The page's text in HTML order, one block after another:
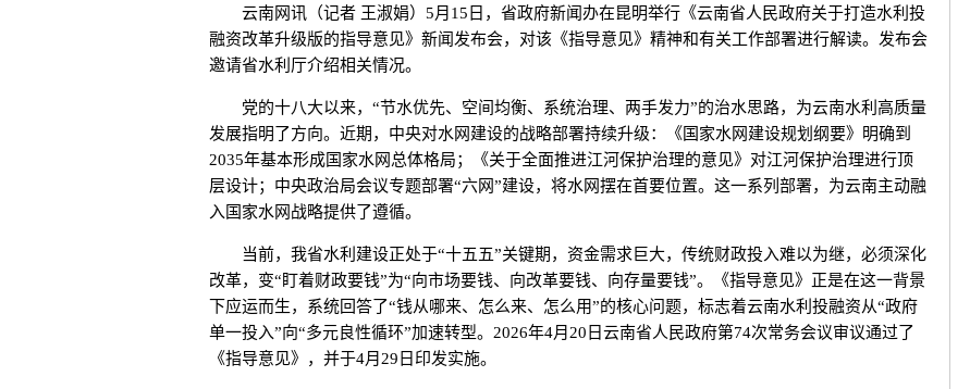
云南网讯（记者 王淑娟）5月15日，省政府新闻办在昆明举行《云南省人民政府关于打造水利投
融资改革升级版的指导意见》新闻发布会，对该《指导意见》精神和有关工作部署进行解读。发布会
邀请省水利厅介绍相关情况。
党的十八大以来，“节水优先、空间均衡、系统治理、两手发力”的治水思路，为云南水利高质量
发展指明了方向。近期，中央对水网建设的战略部署持续升级：《国家水网建设规划纲要》明确到
2035年基本形成国家水网总体格局；《关于全面推进江河保护治理的意见》对江河保护治理进行顶
层设计；中央政治局会议专题部署“六网”建设，将水网摆在首要位置。这一系列部署，为云南主动融
入国家水网战略提供了遵循。
当前，我省水利建设正处于“十五五”关键期，资金需求巨大，传统财政投入难以为继，必须深化
改革，变“盯着财政要钱”为“向市场要钱、向改革要钱、向存量要钱”。《指导意见》正是在这一背景
下应运而生，系统回答了“钱从哪来、怎么来、怎么用”的核心问题，标志着云南水利投融资从“政府
单一投入”向“多元良性循环”加速转型。2026年4月20日云南省人民政府第74次常务会议审议通过了
《指导意见》，并于4月29日印发实施。